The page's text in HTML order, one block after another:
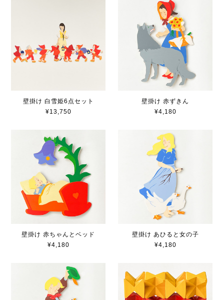
壁掛け 白雪姫6点セット
¥13,750
壁掛け 赤ずきん
¥4,180
壁掛け 赤ちゃんとベッド
¥4,180
壁掛け あひると女の子
¥4,180